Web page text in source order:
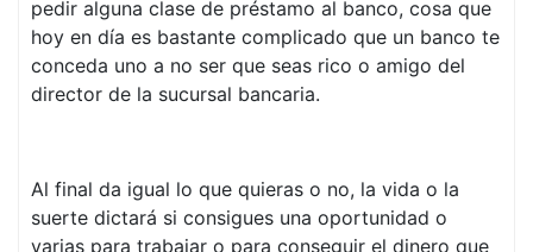
pedir alguna clase de préstamo al banco, cosa que
hoy en día es bastante complicado que un banco te
conceda uno a no ser que seas rico o amigo del
director de la sucursal bancaria.
Al final da igual lo que quieras o no, la vida o la
suerte dictará si consigues una oportunidad o
varias para trabajar o para conseguir el dinero que